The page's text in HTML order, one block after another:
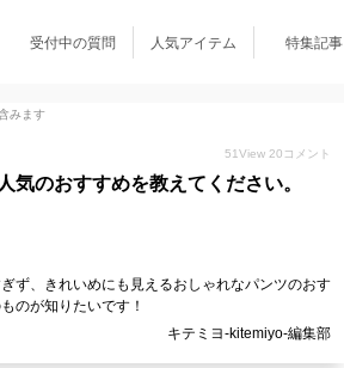
受付中の質問 人気アイテム 特集記事
みます
51View 20 コメント
気のおすすめを教えてください。
ず、きれいめにも見えるおしゃれなパンツのおす
のが知りたいです！
キテミヨ-kitemiyo-編集部